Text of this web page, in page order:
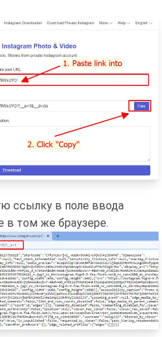
ссылку в поле ввода
в том же браузере.